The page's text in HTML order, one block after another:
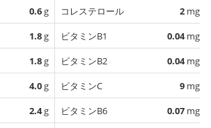
0.6g
1.8g
1.8g
4.0g
2.4g
コレステロール
2 mg
ビタミンB1
0.04mg
ビタミンB2
0.04mg
ビタミンC
9 mg
ビタミンB6
0.07 mg